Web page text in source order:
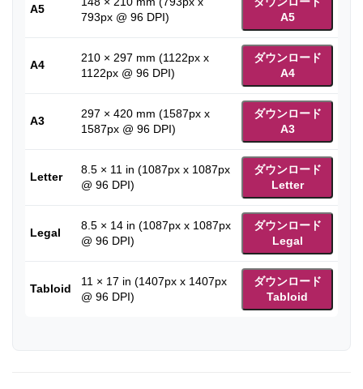
A5
793px @ 96 DPI)
A5
A4
210 × 297 mm (1122px x
1122px @ 96 DPI)
ダウンロード
A4
A3
297 × 420 mm (1587px x
1587px @ 96 DPI)
ダウンロード
A3
Letter
8.5 × 11 in (1087px x 1087px
@ 96 DPI)
ダウンロード
Letter
Legal
8.5 × 14 in (1087px x 1087px
@ 96 DPI)
ダウンロード
Legal
Tabloid
11 × 17 in (1407px x 1407px
@ 96 DPI)
ダウンロード
Tabloid